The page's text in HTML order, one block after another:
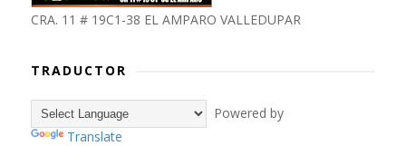
CRA. 11 # 19C1-38 EL AMPARO VALLEDUPAR
TRADUCTOR
Powered by
Translate